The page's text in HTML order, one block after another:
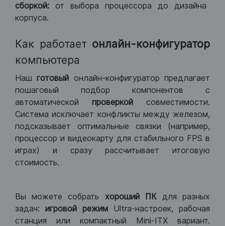
сборкой: от выбора процессора до дизайна
корпуса.
Как работает онлайн-конфигуратор
компьютера
Нашготовый онлайн-конфигуратор предлагает
пошаговый подбор компонентов с
автоматической проверкой совместимости.
Система исключает конфликты между железом,
подсказывает оптимальные связки (например,
процессор и видеокарту для стабильного FPS в
играх) и сразу рассчитывает итоговую
стоимость.
Вы можете собрать хороший ПКдля разных
задач: игровой режим Ultra-настроек, рабочая
станция или компактный Mini-ITX вариант.